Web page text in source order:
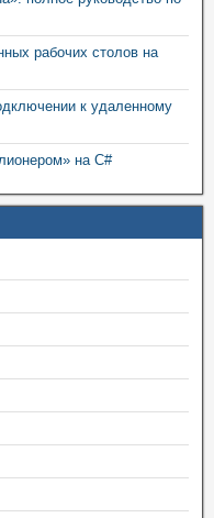
рабочих столов на
к удаленному
на C#